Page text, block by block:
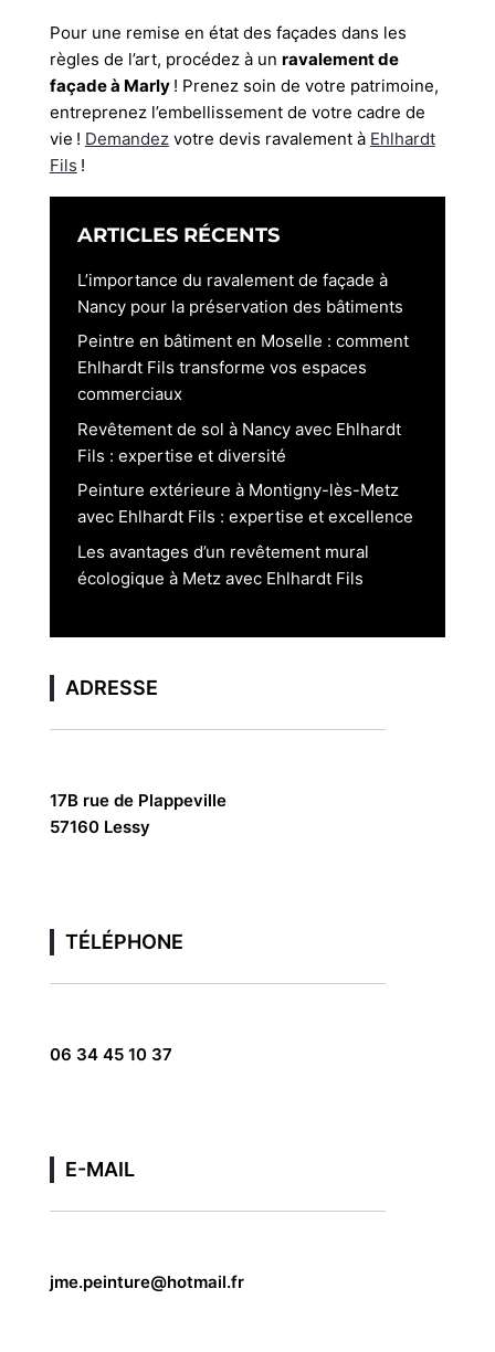
Pour une remise en état des façades dans les
règles de l’art, procédez à un ravalement de
façade à Marly! Prenez soin de votre patrimoine,
entreprenez l’embellissement de votre cadre de
vie ! Demandezvotre devis ravalement à Ehlhardt
Fils !
ARTICLES RÉCENTS
L’importance du ravalement de façade à
Nancy pour la préservation des bâtiments
Peintre en bâtiment en Moselle : comment
Ehlhardt Fils transforme vos espaces
commerciaux
Revêtement de sol à Nancy avec Ehlhardt
Fils : expertise et diversité
Peinture extérieure à Montigny-lès-Metz
avec Ehlhardt Fils : expertise et excellence
Les avantages d’un revêtement mural
écologique à Metz avec Ehlhardt Fils
ADRESSE
17B rue de Plappeville
57160 Lessy
TÉLÉPHONE
06 34 45 10 37
E-MAIL
jme.peinture@hotmail.fr